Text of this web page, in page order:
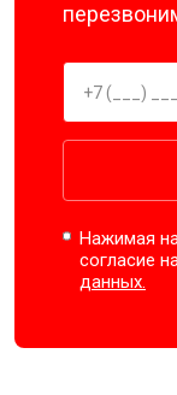
Нажимая
согласие
данных.